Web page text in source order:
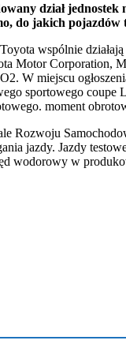
dział
do jakich
wspólnie
Motor Corporation,
W miejscu
sportowego
moment
Rozwoju
jazdy. Jazdy
wodorowy w